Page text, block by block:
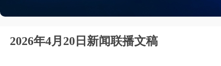
2026年4月20日新闻联播文稿